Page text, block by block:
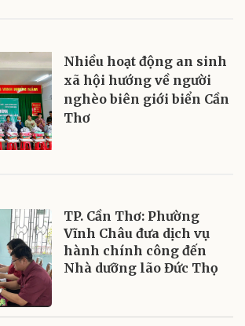
Nhiều hoạt động an sinh
xã hội hướng về người
nghèo biên giới biển Cần
Thơ
TP. Cần Thơ: Phường
Vĩnh Châu đưa dịch vụ
hành chính công đến
Nhà dưỡng lão Đức Thọ